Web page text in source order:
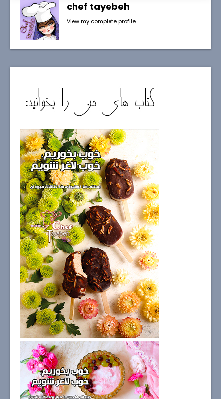
chef tayebeh
View my complete profile